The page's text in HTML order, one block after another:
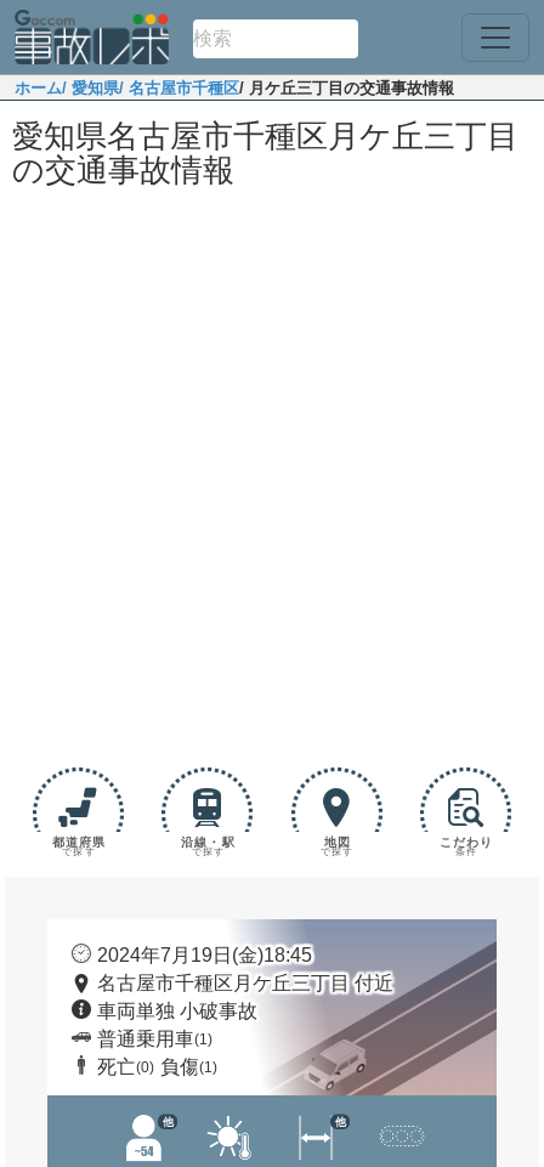
ホーム/ 愛知県/ 名古屋市千種区/ 月ケ丘三丁目の交通事故情報
愛知県名古屋市千種区月ケ丘三丁目
の交通事故情報
都道府県
で探す
沿線・駅
で探す
地図
で探す
こだわり
条件
2024年7月19日(金)18:45
名古屋市千種区月ケ丘三丁目 付近
車両単独 小破事故
普通乗用車(1)
死亡(0) 負傷(1)
他 他